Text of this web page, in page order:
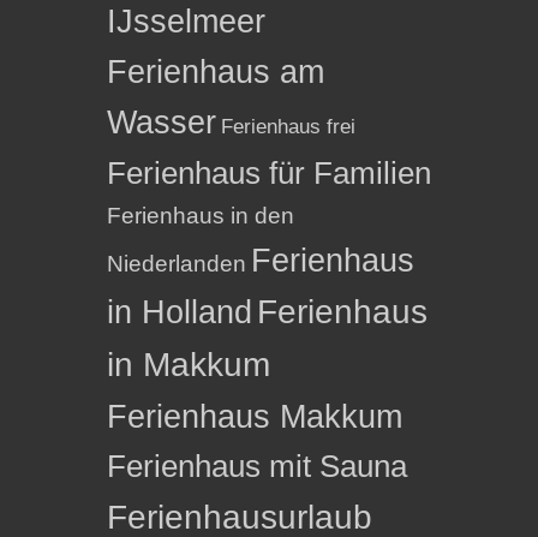
IJsselmeer
Ferienhaus am
Wasser Ferienhaus frei
Ferienhaus für Familien
Ferienhaus in den
Niederlanden Ferienhaus
in Holland Ferienhaus
in Makkum
Ferienhaus Makkum
Ferienhaus mit Sauna
Ferienhausurlaub